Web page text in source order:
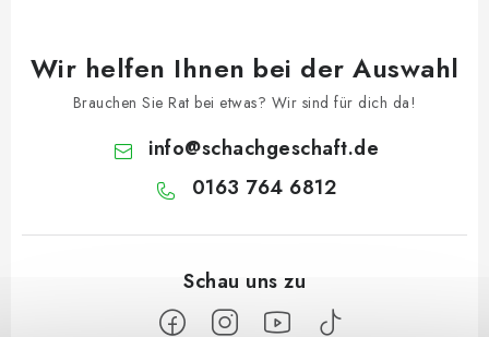
Wir helfen Ihnen bei der Auswahl
Brauchen Sie Rat bei etwas? Wir sind für dich da!
info@schachgeschaft.de
0163 764 6812